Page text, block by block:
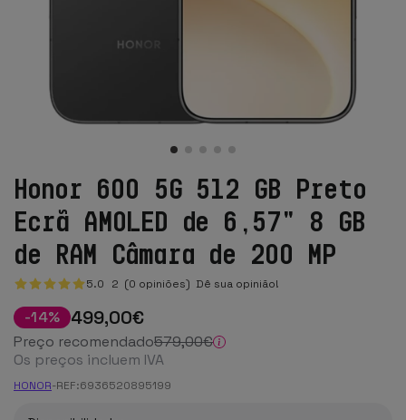
Honor 600 5G 512 GB Preto
Ecrã AMOLED de 6,57" 8 GB
de RAM Câmara de 200 MP
5.0 2 (0 opiniões) Dê sua opinião!
-14% 499,00€
Preço recomendado579,00€
Os preços incluem IVA
HONOR-REF:6936520895199